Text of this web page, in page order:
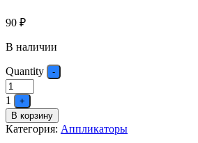
90 ₽
В наличии
Quantity -
1
+
В корзину
Категория: Аппликаторы